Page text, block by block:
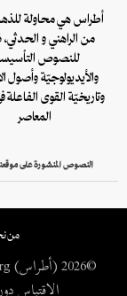
أطراس هي محاولة
من الراهني و
للنصوص
والأيديولوجيّة وأصول
وتاريخيّة القوى الفاعلة
المعاصر
النصوص المنشورة على موقعنا
الاقتباس
من